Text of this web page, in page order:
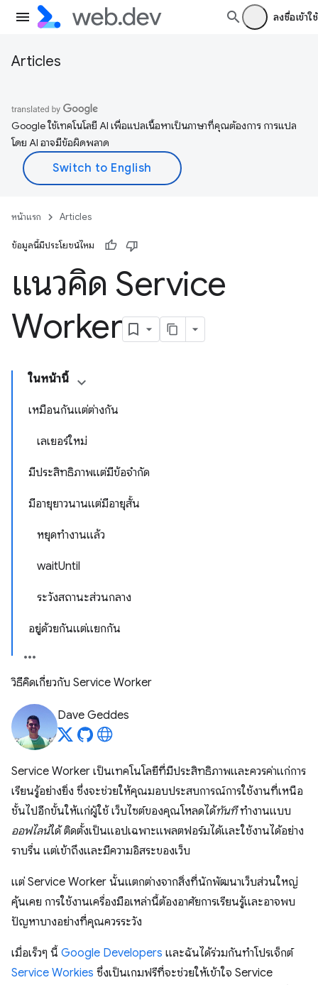
ลงชื่อเข้าใช้
Articles
Google ใช้เทคโนโลยี AI เพื่อแปลเนื้อหาเป็นภาษาที่คุณต้องการ การแปล
โดย AI อาจมีข้อผิดพลาด
หน้าแรก Articles
ข้อมูลนี้มีประโยชน์ไหม
แนวคิด Service
Worker
ในหน้านี้
เหมือนกันแต่ต่างกัน
เลเยอร์ใหม่
มีประสิทธิภาพแต่มีข้อจํากัด
มีอายุยาวนานแต่มีอายุสั้น
หยุดทำงานแล้ว
waitUntil
ระวังสถานะส่วนกลาง
อยู่ด้วยกันแต่แยกกัน
วิธีคิดเกี่ยวกับ Service Worker
Dave Geddes
Service Worker เป็นเทคโนโลยีที่มีประสิทธิภาพและควรค่าแก่การ
เรียนรู้อย่างยิ่ง ซึ่งจะช่วยให้คุณมอบประสบการณ์การใช้งานที่เหนือ
ชั้นไปอีกขั้นให้แก่ผู้ใช้ เว็บไซต์ของคุณโหลดได้ทันทีทำงานแบบ
ออฟไลน์ได้ ติดตั้งเป็นแอปเฉพาะแพลตฟอร์มได้และใช้งานได้อย่าง
ราบรื่น แต่เข้าถึงและมีความอิสระของเว็บ
แต่ Service Worker นั้นแตกต่างจากสิ่งที่นักพัฒนาเว็บส่วนใหญ่
คุ้นเคย การใช้งานเครื่องมือเหล่านี้ต้องอาศัยการเรียนรู้และอาจพบ
ปัญหาบางอย่างที่คุณควรระวัง
เมื่อเร็วๆ นี้ Google Developers และฉันได้ร่วมกันทำโปรเจ็กต์
Service Workies ซึ่งเป็นเกมฟรีที่จะช่วยให้เข้าใจ Service